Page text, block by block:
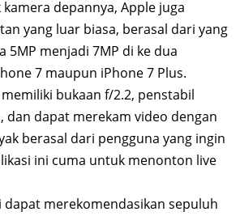
depannya, Apple juga
yang luar biasa, berasal dari yang
5MP menjadi 7MP di ke dua
7 maupun iPhone 7 Plus.
bukaan f/2.2, penstabil
dan dapat merekam video dengan
berasal dari pengguna yang ingin
ini cuma untuk menonton live
dapat merekomendasikan sepuluh